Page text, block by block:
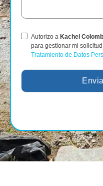
Autorizo a Kachel
para gestionar mi
Tratamiento de Datos